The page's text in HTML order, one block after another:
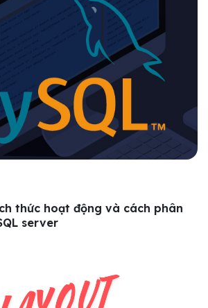
thức hoạt động và cách phân
server